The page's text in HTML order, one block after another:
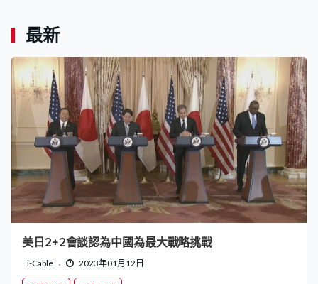
最新
美日2+2會談認為中國為最大戰略挑戰
i-Cable 2023年01月12日